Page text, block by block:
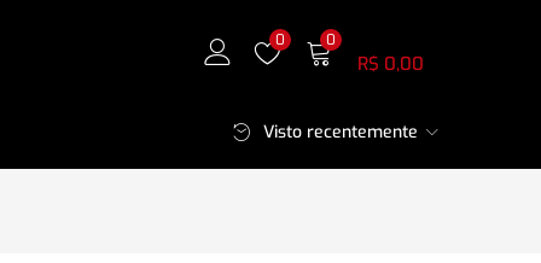
0 0
R$ 0,00
Visto recentemente